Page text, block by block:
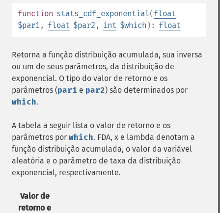
function stats_cdf_exponential(float
$par1, float $par2 , int $which ): float
Retorna a função distribuição acumulada, sua inversa
ou um de seus parâmetros, da distribuição de
exponencial. O tipo do valor de retorno e os
parâmetros (par1 e par2) são determinados por
which.
A tabela a seguir lista o valor de retorno e os
parâmetros por which. FDA, x e lambda denotam a
função distribuição acumulada, o valor da variável
aleatória e o parâmetro de taxa da distribuição
exponencial, respectivamente.
Valor de
retorno e